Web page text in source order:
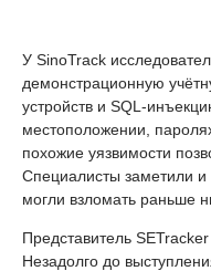
У SinoTrack
демонстрационную
устройств и SQL-
местоположении,
похожие уязвимости
Специалисты заметили и
могли взломать раньше
Представитель
Незадолго до